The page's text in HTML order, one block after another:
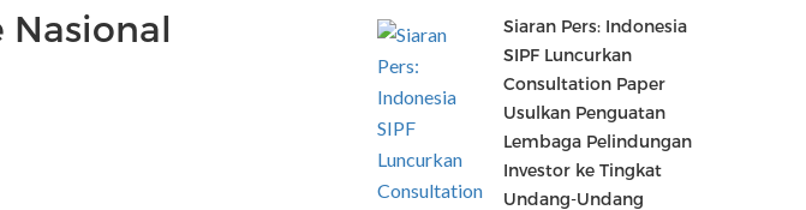
Nasional
Siaran Pers: Indonesia
SIPF Luncurkan
Consultation Paper
Usulkan Penguatan
Lembaga Pelindungan
Investor ke Tingkat
Undang-Undang